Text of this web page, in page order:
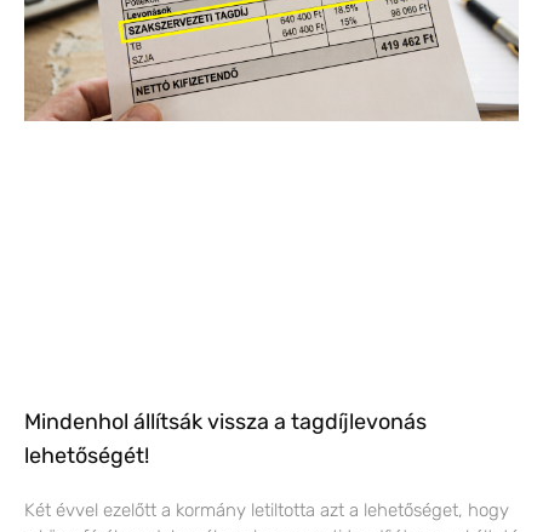
Mindenhol állítsák vissza a tagdíjlevonás
lehetőségét!
Két évvel ezelőtt a kormány letiltotta azt a lehetőséget, hogy